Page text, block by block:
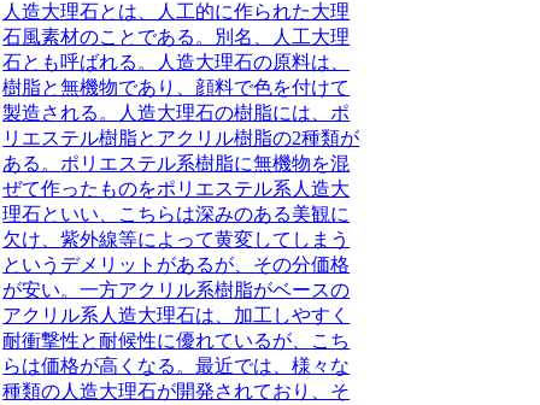
人造大理石とは、人工的に作られた大理
石風素材のことである。別名、人工大理
石とも呼ばれる。
人造大理石の原料は、
樹脂と無機物であり、顔料で色を付けて
製造される。
人造大理石の樹脂には、ポ
リエステル樹脂とアクリル樹脂の2種類が
ある。 ポリエステル系樹脂に無機物を混
ぜて作ったものをポリエステル系人造大
理石といい、こちらは深みのある美観に
欠け、紫外線等によって黄変してしまう
というデメリットがあるが、その分価格
が安い。一方アクリル系樹脂がベースの
アクリル系人造大理石は、加工しやすく
耐衝撃性と耐候性に優れているが、こち
らは価格が高くなる。最近では、様々な
種類の人造大理石が開発されており、そ